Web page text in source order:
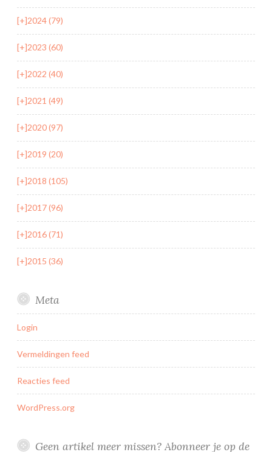
[+]2024 (79)
[+]2023 (60)
[+]2022 (40)
[+]2021 (49)
[+]2020 (97)
[+]2019 (20)
[+]2018 (105)
[+]2017 (96)
[+]2016 (71)
[+]2015 (36)
Meta
Login
Vermeldingen feed
Reacties feed
WordPress.org
Geen artikel meer missen? Abonneer je op de